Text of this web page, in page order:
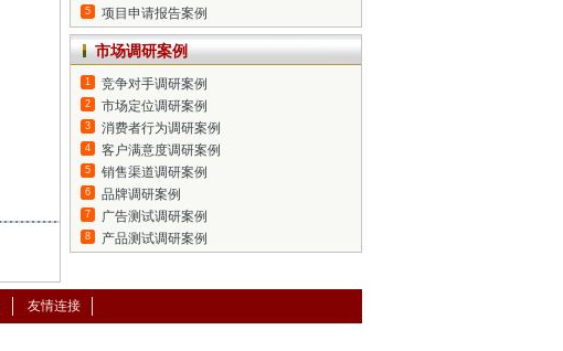
5 项目申请报告案例
市场调研案例
1 竞争对手调研案例
2 市场定位调研案例
3 消费者行为调研案例
4 客户满意度调研案例
5 销售渠道调研案例
6 品牌调研案例
7 广告测试调研案例
8 产品测试调研案例
友情连接